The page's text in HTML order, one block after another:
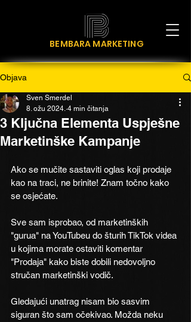
BEMBARA MARKETING
Objava
3 Ključna Elementa Uspješne
Marketinške Kampanje
Sven Smerdel
8. ožu 2024. 4 min čitanja
Ako se mučite sastaviti oglas koji prodaje
kao na traci, ne brinite! Znam točno kako
se osjećate.
Sve sam isprobao, od marketinških
"gurua" na YouTubeu do šturih TikTok videa
u kojima morate ostaviti komentar
"Prodaja" kako biste dobili nedovoljno
stručan marketinški vodič.
Gledajući unatrag nisam bio sasvim
siguran što sam očekivao. Možda neku